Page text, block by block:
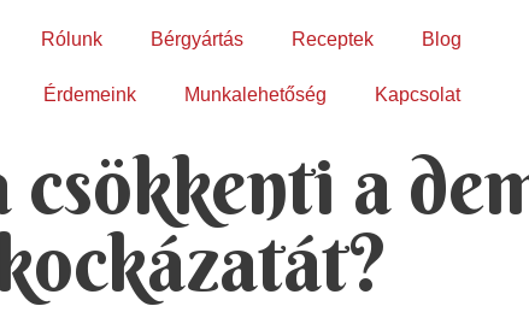
Rólunk Bérgyártás Receptek Blog
Érdemeink Munkalehetőség Kapcsolat
a